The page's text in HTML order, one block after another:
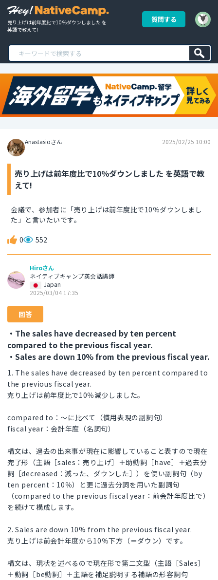
売り上げは前年度比で10％ダウンしました を
英語で教えて!
質問する
Anastasioさん 2025/02/25 10:00
売り上げは前年度比で10％ダウンしました を英語で教
えて!
会議で、参加者に「売り上げは前年度比で10％ダウンしまし
た」と言いたいです。
0 552
Hiroさん
ネイティブキャンプ英会話講師
Japan
2025/03/04 17:35
回答
・The sales have decreased by ten percent
compared to the previous fiscal year.
・Sales are down 10% from the previous fiscal year.
1. The sales have decreased by ten percent compared to
the previous fiscal year.
売り上げは前年度比で10％減少しました。
compared to：～に比べて（慣用表現の副詞句）
fiscal year：会計年度（名詞句）
構文は、過去の出来事が現在に影響していること表すので現在
完了形（主語［sales：売り上げ］＋助動詞［have］＋過去分
詞［decreased：減った、ダウンした］）を使い副詞句（by
ten percent：10％）と更に過去分詞を用いた副詞句
（compared to the previous fiscal year：前会計年度比で）
を続けて構成します。
2. Sales are down 10% from the previous fiscal year.
売り上げは前会計年度から10％下方（＝ダウン）です。
構文は、現状を述べるので現在形で第二文型（主語［Sales］
＋動詞［be動詞］＋主語を補足説明する補語の形容詞句